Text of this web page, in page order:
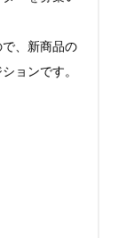
、新商品の
ョンです。